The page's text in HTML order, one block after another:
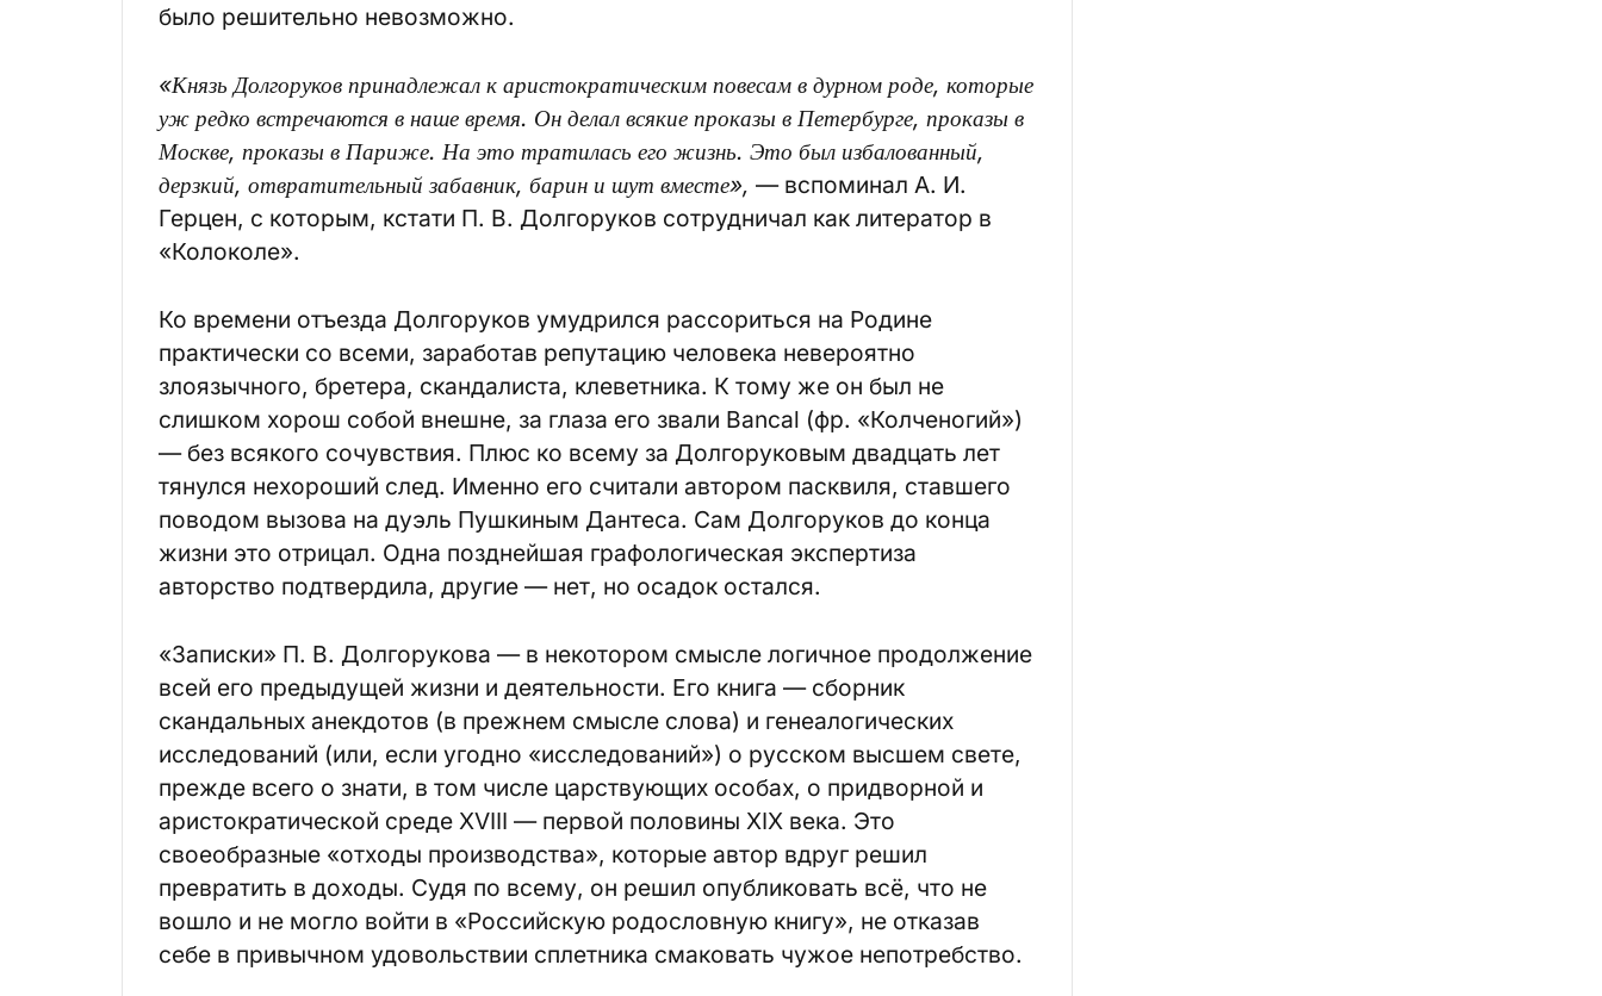
было решительно невозможно.
«Князь Долгоруков принадлежал к аристократическим повесам в дурном роде, которые
уж редко встречаются в наше время. Он делал всякие проказы в Петербурге, проказы в
Москве, проказы в Париже. На это тратилась его жизнь. Это был избалованный,
дерзкий, отвратительный забавник, барин и шут вместе», — вспоминал А. И.
Герцен, с которым, кстати П. В. Долгоруков сотрудничал как литератор в
«Колоколе».
Ко времени отъезда Долгоруков умудрился рассориться на Родине
практически со всеми, заработав репутацию человека невероятно
злоязычного, бретера, скандалиста, клеветника. К тому же он был не
слишком хорош собой внешне, за глаза его звали Bancal (фр. «Колченогий»)
— без всякого сочувствия. Плюс ко всему за Долгоруковым двадцать лет
тянулся нехороший след. Именно его считали автором пасквиля, ставшего
поводом вызова на дуэль Пушкиным Дантеса. Сам Долгоруков до конца
жизни это отрицал. Одна позднейшая графологическая экспертиза
авторство подтвердила, другие — нет, но осадок остался.
«Записки» П. В. Долгорукова — в некотором смысле логичное продолжение
всей его предыдущей жизни и деятельности. Его книга — сборник
скандальных анекдотов (в прежнем смысле слова) и генеалогических
исследований (или, если угодно «исследований») о русском высшем свете,
прежде всего о знати, в том числе царствующих особах, о придворной и
аристократической среде XVIII — первой половины XIX века. Это
своеобразные «отходы производства», которые автор вдруг решил
превратить в доходы. Судя по всему, он решил опубликовать всё, что не
вошло и не могло войти в «Российскую родословную книгу», не отказав
себе в привычном удовольствии сплетника смаковать чужое непотребство.